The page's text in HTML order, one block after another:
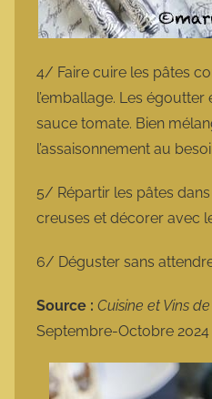
4/ Faire cuire les pâtes
l’emballage. Les
sauce tomate. Bien
l’assaisonnement au
5/ Répartir les pâtes
creuses et décorer avec
6/ Déguster sans
Source : Cuisine et Vins
Septembre-Octobre 2024